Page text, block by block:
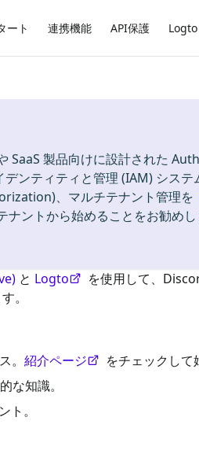
ート 連携機能 API保護
SaaS 製品向けに設計された
ンティティと管理 (IAM) シス
、マルチテナント管理を
ナントから始めることをお勧め
と Logto を使用して、
。
。 紹介ページ
をチェックして
な知識。
ト。